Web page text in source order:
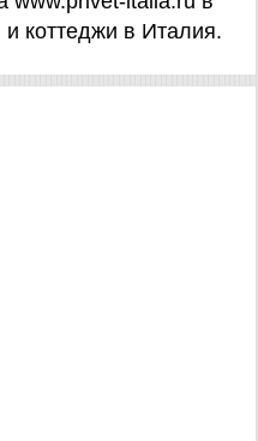
и коттеджи в Италия.